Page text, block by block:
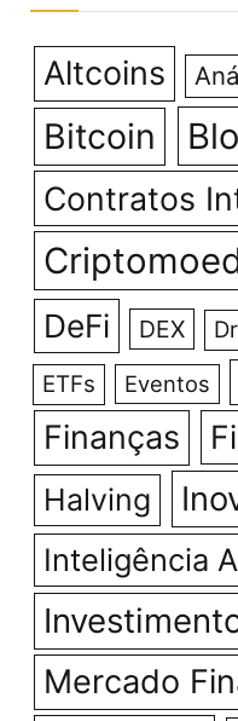
Altcoins
Bitcoin
Contratos
DeFi DEX
ETFs Eventos
Finanças
Halving
Inteligência
Mercado